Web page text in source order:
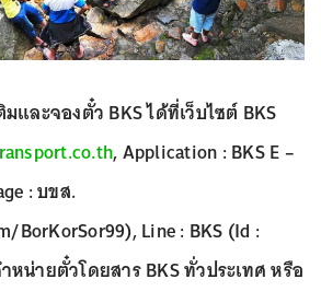
และจองตั๋ว BKS ได้ที่เว็บไซต์ BKS
, Application : BKS E –
: บขส.
BorKorSor99), Line : BKS (Id :
หน่ายตั๋วโดยสาร BKS ทั่วประเทศ หรือ